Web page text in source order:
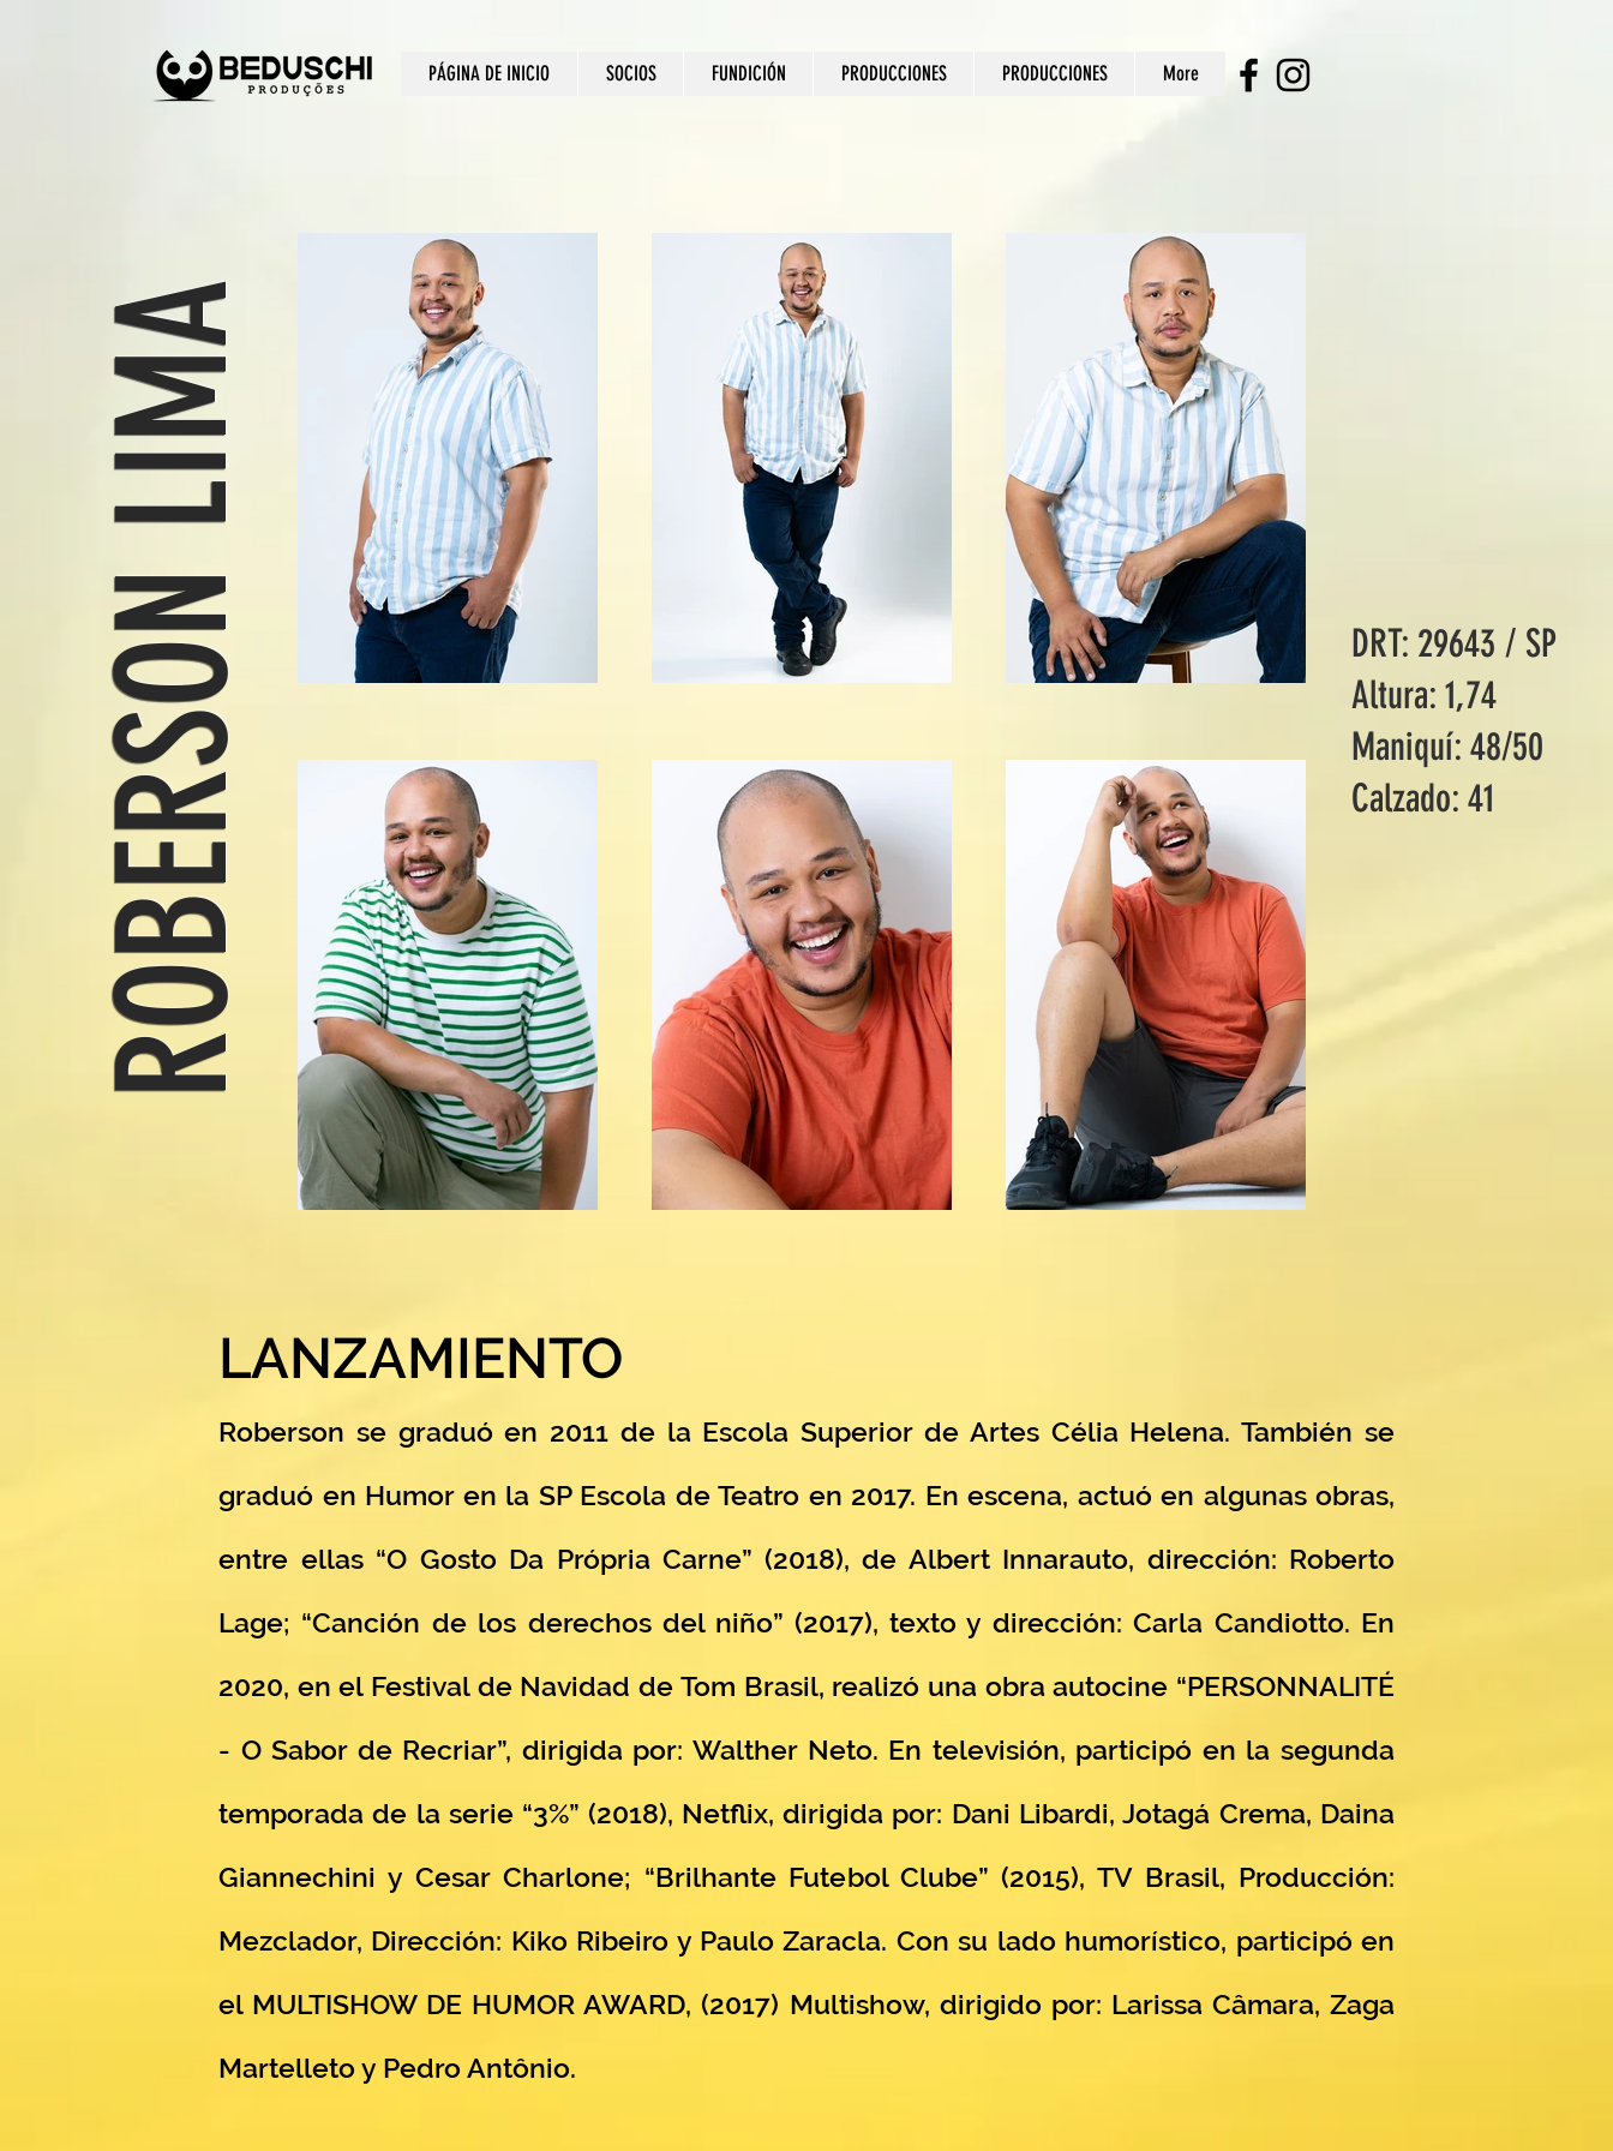
PÁGINA DE INICIO SOCIOS FUNDICIÓN PRODUCCIONES PRODUCCIONES More
ROBERSON LIMA
DRT: 29643 / SP
Altura: 1,74
Maniquí: 48/50
Calzado: 41
LANZAMIENTO
Roberson se graduó en 2011 de la Escola Superior de Artes Célia Helena. También se
graduó en Humor en la SP Escola de Teatro en 2017. En escena, actuó en algunas obras,
entre ellas “O Gosto Da Própria Carne” (2018), de Albert Innarauto, dirección: Roberto
Lage; “Canción de los derechos del niño” (2017), texto y dirección: Carla Candiotto. En
2020, en el Festival de Navidad de Tom Brasil, realizó una obra autocine “PERSONNALITÉ
- O Sabor de Recriar”, dirigida por: Walther Neto. En televisión, participó en la segunda
temporada de la serie “3%” (2018), Netflix, dirigida por: Dani Libardi, Jotagá Crema, Daina
Giannechini y Cesar Charlone; “Brilhante Futebol Clube” (2015), TV Brasil, Producción:
Mezclador, Dirección: Kiko Ribeiro y Paulo Zaracla. Con su lado humorístico, participó en
el MULTISHOW DE HUMOR AWARD, (2017) Multishow, dirigido por: Larissa Câmara, Zaga
Martelleto y Pedro Antônio.